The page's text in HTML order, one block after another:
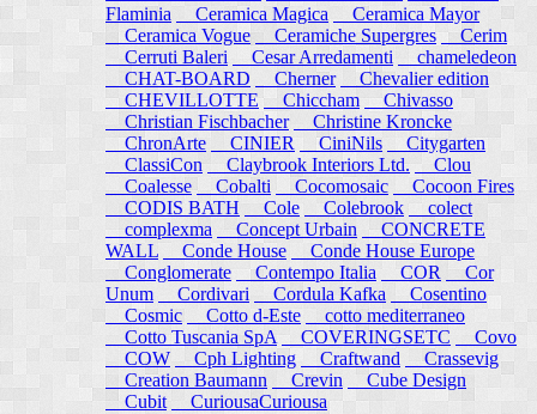
Flaminia
Ceramica Magica
Ceramica Mayor
Ceramica Vogue
Ceramiche Supergres Cerim
Cerruti Baleri
Cesar Arredamenti
chameledeon
CHAT-BOARD
Cherner
Chevalier edition
CHEVILLOTTE
Chiccham
Chivasso
Christian Fischbacher
Christine Kroncke
ChronArte
CINIER CiniNils
Citygarten
ClassiCon
Claybrook Interiors Ltd.
Clou
Coalesse
Cobalti Cocomosaic
Cocoon Fires
CODIS BATH
Cole Colebrook
colect
complexma
Concept Urbain
CONCRETE
WALL
Conde House
Conde House Europe
Conglomerate
Contempo Italia COR
Cor
Unum
Cordivari Cordula Kafka
Cosentino
Cosmic
Cotto d-Este
cotto mediterraneo
Cotto Tuscania SpA
COVERINGSETC
Covo
COW
Cph Lighting Craftwand
Crassevig
Creation Baumann
Crevin
Cube Design
Cubit
CuriousaCuriousa